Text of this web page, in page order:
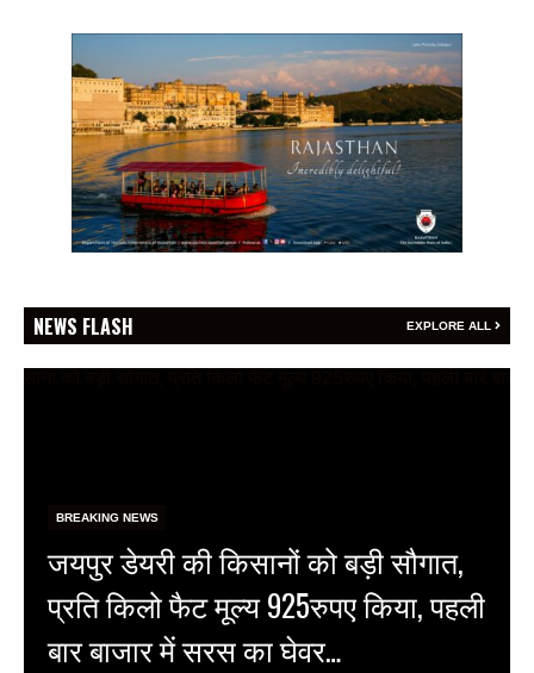
NEWS FLASH EXPLORE ALL
BREAKING NEWS
फेफड़ों के कैंसर की समय पर पहचान ही
बचा सकती है जान, उदयपुर में विशेष सत्र
आयोजित